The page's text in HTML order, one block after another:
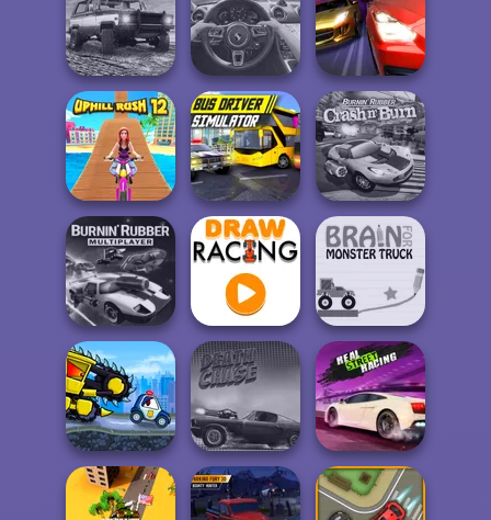
ATV Ultimate
OffRoad
Road Madness Turn Turn
Offroad Masters
Challenge
Traffic Jam 3D Drag Racing City
Uphill Rush 12
Bus Driver
Simulator
Burnin' Rubber
Crash n' Burn
Burnin' Rubber
Multiplayer
Draw Racing
Brain For
Monster Truck